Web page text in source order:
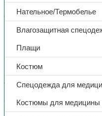
Нательное/Термобелье
Влагозащитная
Плащи
Костюм
Спецодежда для
Костюмы для медицины
Защита рук
Перчатки
RNF15»,
493,00₽
В избранное